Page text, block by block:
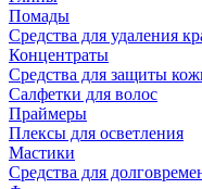
Помады
Средства для удаления
Концентраты
Средства для защиты
Салфетки для волос
Праймеры
Плексы для осветления
Мастики
Средства для